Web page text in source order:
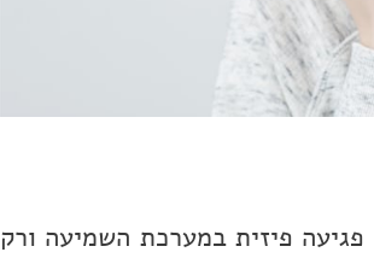
פיזית במערכת השמיעה ורק